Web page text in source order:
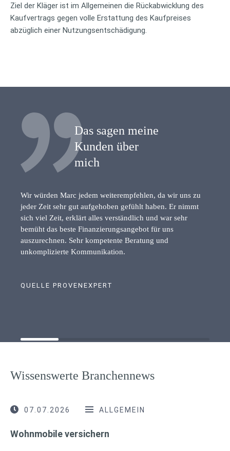
Ziel der Kläger ist im Allgemeinen die Rückabwicklung des
Kaufvertrags gegen volle Erstattung des Kaufpreises
abzüglich einer Nutzungsentschädigung.
Das sagen meine
Kunden über
mich
Wir würden Marc jedem weiterempfehlen, da wir uns zu
jeder Zeit sehr gut aufgehoben gefühlt haben. Er nimmt
sich viel Zeit, erklärt alles verständlich und war sehr
bemüht das beste Finanzierungsangebot für uns
auszurechnen. Sehr kompetente Beratung und
unkomplizierte Kommunikation.
QUELLE PROVENEXPERT
Wissenswerte Branchennews
07.07.2026 ALLGEMEIN
Wohnmobile versichern